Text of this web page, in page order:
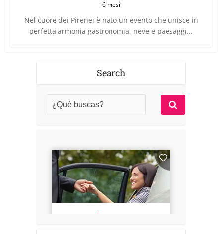
6 mesi
Nel cuore dei Pirenei è nato un evento che unisce in
perfetta armonia gastronomia, neve e paesaggi...
Search